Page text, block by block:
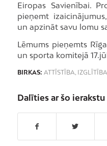
Eiropas Savienībai.
pieņemt
un apzināt savu lomu
Lēmums pieņemts
un sporta komitejā
BIRKAS: ATTĪSTĪBA, IZGLĪTĪBA
Dalīties ar šo ierakstu